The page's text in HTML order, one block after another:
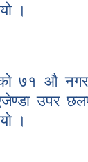
।
७१ औ
उपर
।